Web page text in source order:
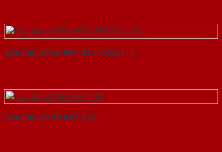
Cửa Vân Gỗ 5D KAT-21.51.51A-1TK
Cửa Vân Gỗ 5D KAT-1.52